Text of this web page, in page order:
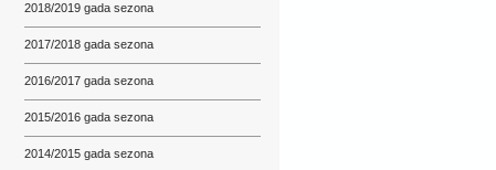
2018/2019 gada sezona
2017/2018 gada sezona
2016/2017 gada sezona
2015/2016 gada sezona
2014/2015 gada sezona